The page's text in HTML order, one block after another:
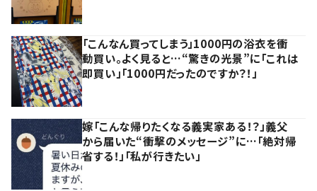
「こんなん買ってしまう」1000円の浴衣を衝
動買い。よく見ると…“驚きの光景”に「これは
即買い」「1000円だったのですか？！」
嫁「こんな帰りたくなる義実家ある！？」義父
から届いた“衝撃のメッセージ”に…「絶対帰
省する！」「私が行きたい」